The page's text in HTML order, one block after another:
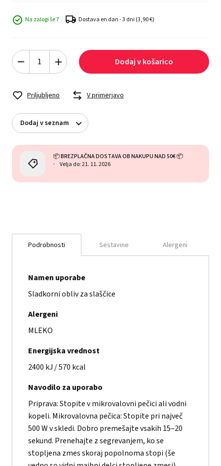
Na zalogi še 7 Dostava en dan - 3 dni (3,90 €)
Dodaj v košarico
Priljubljeno V primerjavo
Dodaj v seznam
📦 BREZPLAČNA DOSTAVA OB NAKUPU NAD 50€ 📦
Velja do: 21. 11. 2026
Podrobnosti Sestavine Alergeni
Namen uporabe
Sladkorni obliv za slaščice
Alergeni
MLEKO
Energijska vrednost
2400 kJ / 570 kcal
Navodilo za uporabo
Priprava: Stopite v mikrovalovni pečici ali vodni
kopeli. Mikrovalovna pečica: Stopite pri največ
500 W v skledi. Dobro premešajte vsakih 15–20
sekund. Prenehajte z segrevanjem, ko se
stopljena zmes skoraj popolnoma stopi (še